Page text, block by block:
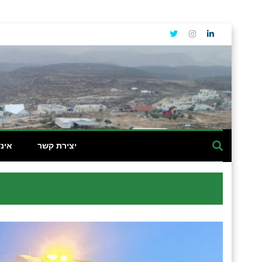
יצירת קשר